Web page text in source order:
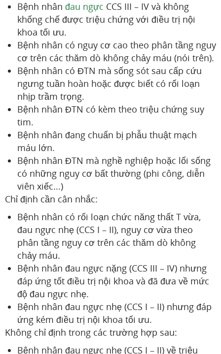
Bệnh nhân đau ngực CCS III – IV và không
khống chế được triệu chứng với điều trị nội
khoa tối ưu.
Bệnh nhân có nguy cơ cao theo phân tầng nguy
cơ trên các thăm dò không chảy máu (nói trên).
Bệnh nhân có ĐTN mà sống sót sau cấp cứu
ngưng tuần hoàn hoặc được biết có rối loạn
nhịp trầm trọng.
Bệnh nhân ĐTN có kèm theo triệu chứng suy
tim.
Bệnh nhân đang chuẩn bị phẫu thuật mạch
máu lớn.
Bệnh nhân ĐTN mà nghề nghiệp hoặc lối sống
có những nguy cơ bất thường (phi công, diễn
viên xiếc...)
Chỉ định cần cân nhắc:
Bệnh nhân có rối loạn chức năng thất T vừa,
đau ngực nhẹ (CCS I – II), nguy cơ vừa theo
phân tầng nguy cơ trên các thăm dò không
chảy máu.
Bệnh nhân đau ngực nặng (CCS III – IV) nhưng
đáp ứng tốt điều trị nội khoa và đã đưa về mức
độ đau ngực nhẹ.
Bệnh nhân đau ngực nhẹ (CCS I – II) nhưng đáp
ứng kém điều trị nội khoa tối ưu.
Không chỉ định trong các trường hợp sau:
Bệnh nhân đau ngực nhẹ (CCS I – II) về triệu